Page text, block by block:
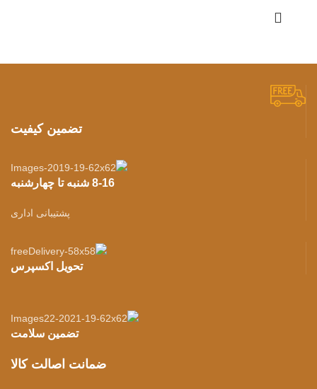
تضمین کیفیت
8-16 شنبه تا چهارشنبه
پشتیبانی اداری
تحویل اکسپرس
تضمین سلامت
ضمانت اصالت کالا